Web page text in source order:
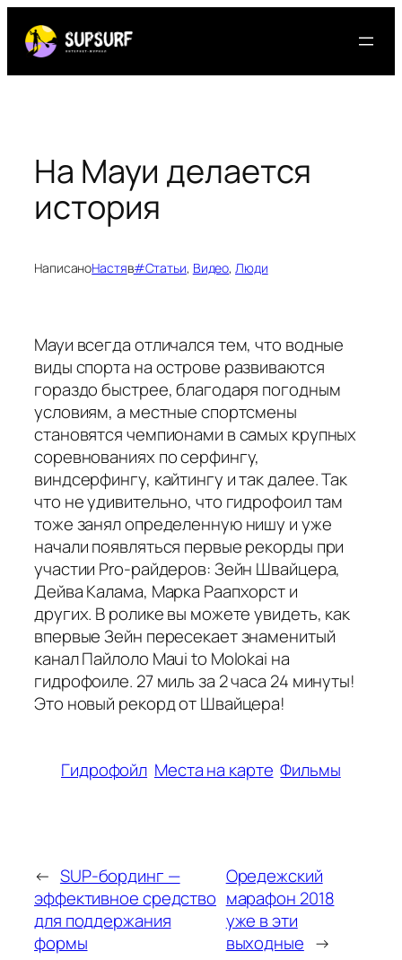
содержимому
На Мауи делается
история
НаписаноНастяв#Статьи, Видео, Люди
Мауи всегда отличался тем, что водные
виды спорта на острове развиваются
гораздо быстрее, благодаря погодным
условиям, а местные спортсмены
становятся чемпионами в самых крупных
соревнованиях по серфингу,
виндсерфингу, кайтингу и так далее. Так
что не удивительно, что гидрофоил там
тоже занял определенную нишу и уже
начали появляться первые рекорды при
участии Pro-райдеров: Зейн Швайцера,
Дейва Калама, Марка Раапхорст и
других. В ролике вы можете увидеть, как
впервые Зейн пересекает знаменитый
канал Пайлоло Maui to Molokai на
гидрофоиле. 27 миль за 2 часа 24 минуты!
Это новый рекорд от Швайцера!
Гидрофойл Места на карте Фильмы
← SUP-бординг —
эффективное средство
для поддержания
формы
Оредежский
марафон 2018
уже в эти
выходные →